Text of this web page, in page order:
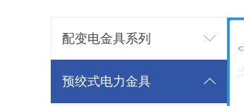
配变电金具系列
预绞式电力金具